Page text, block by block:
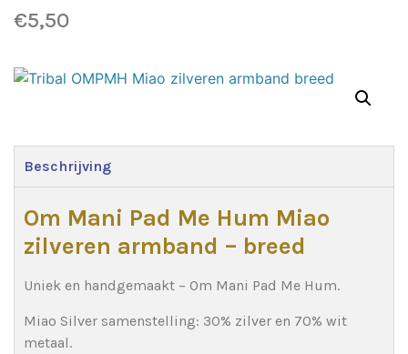
€5,50
Beschrijving
Om Mani Pad Me Hum Miao
zilveren armband – breed
Uniek en handgemaakt – Om Mani Pad Me Hum.
Miao Silver samenstelling: 30% zilver en 70% wit
metaal.